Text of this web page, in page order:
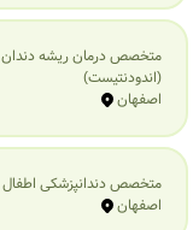
متخصص درمان ریشه دندان
(اندودنتیست)
اصفهان
متخصص دندانپزشکی اطفال
اصفهان